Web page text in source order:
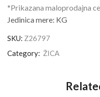
*Prikazana maloprodajna
Jedinica mere: KG
SKU: Z26797
Category: ŽICA